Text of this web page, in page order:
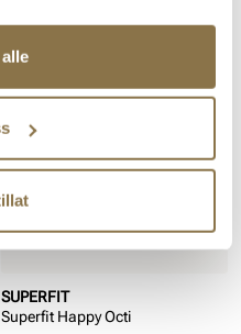
SUPERFIT
Superfit Happy Octi